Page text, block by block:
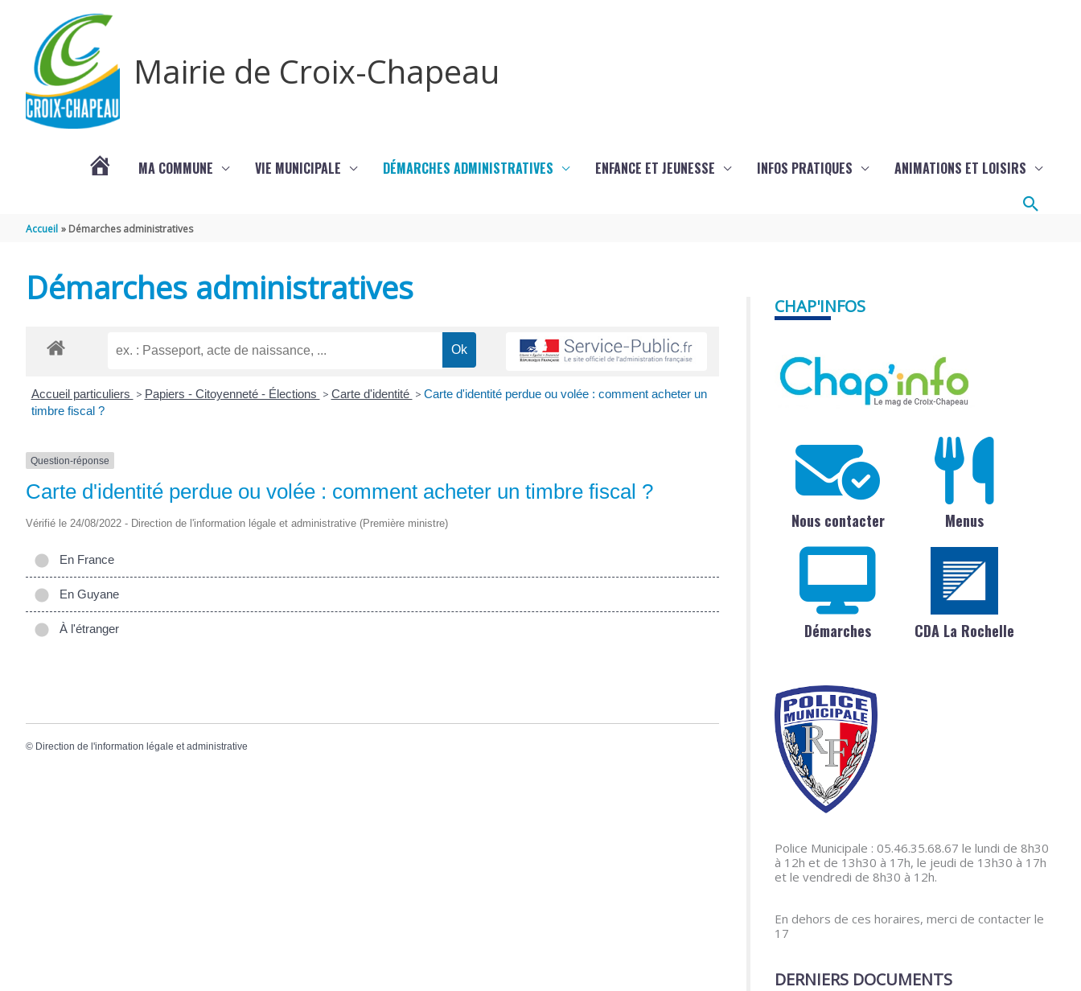
Mairie de Croix-Chapeau
MA COMMUNE VIE MUNICIPALE DÉMARCHES ADMINISTRATIVES ENFANCE ET JEUNESSE INFOS PRATIQUES ANIMATIONS ET LOISIRS
Accueil Démarches administratives
Démarches administratives
Accueil particuliers > Papiers - Citoyenneté - Élections > Carte d'identité > Carte d'identité perdue ou volée : comment acheter un
timbre fiscal ?
Question-réponse
Carte d'identité perdue ou volée : comment acheter un timbre fiscal ?
Vérifié le 24/08/2022 - Direction de l'information légale et administrative (Première ministre)
En France
En Guyane
À l'étranger
© Direction de l'information légale et administrative
CHAP'INFOS
Nous contacter Menus
Démarches CDA La Rochelle
Police Municipale : 05.46.35.68.67 le lundi de 8h30
à 12h et de 13h30 à 17h, le jeudi de 13h30 à 17h
et le vendredi de 8h30 à 12h.
En dehors de ces horaires, merci de contacter le
17
DERNIERS DOCUMENTS